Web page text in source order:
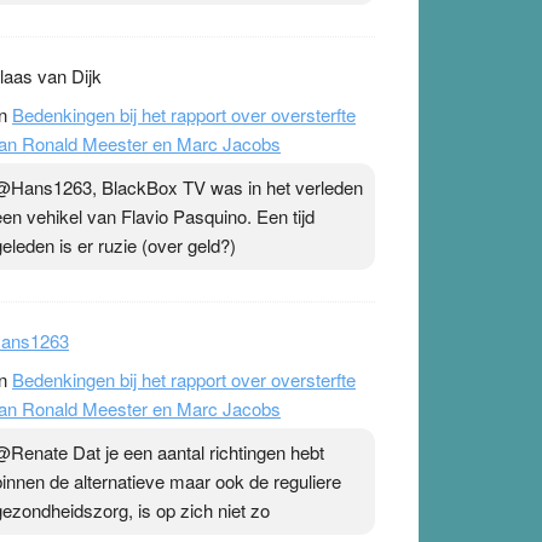
van Dijk
Bedenkingen bij het rapport over oversterfte
Ronald Meester en Marc Jacobs
BlackBox TV was in het verleden
vehikel van Flavio Pasquino. Een tijd
is er ruzie (over geld?)
Bedenkingen bij het rapport over oversterfte
Ronald Meester en Marc Jacobs
Dat je een aantal richtingen hebt
de alternatieve maar ook de reguliere
is op zich niet zo